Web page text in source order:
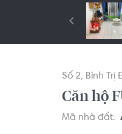
Số 2 Bình Trị
Căn hộ
Mã nhà đất: